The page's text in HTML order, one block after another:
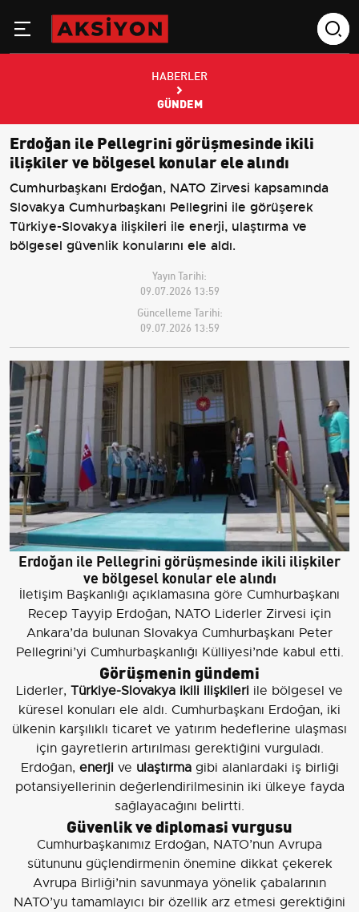
HABERLER
GÜNDEM
Erdoğan ile Pellegrini görüşmesinde ikili
ilişkiler ve bölgesel konular ele alındı
Cumhurbaşkanı Erdoğan, NATO Zirvesi kapsamında
Slovakya Cumhurbaşkanı Pellegrini ile görüşerek
Türkiye-Slovakya ilişkileri ile enerji, ulaştırma ve
bölgesel güvenlik konularını ele aldı.
Yayın Tarihi:
09.07.2026 13:59
Güncelleme Tarihi:
09.07.2026 13:59
Erdoğan ile Pellegrini görüşmesinde ikili ilişkiler
ve bölgesel konular ele alındı
İletişim Başkanlığı açıklamasına göre Cumhurbaşkanı
Recep Tayyip Erdoğan, NATO Liderler Zirvesi için
Ankara’da bulunan Slovakya Cumhurbaşkanı Peter
Pellegrini’yi Cumhurbaşkanlığı Külliyesi’nde kabul etti.
Görüşmenin gündemi
Liderler, Türkiye-Slovakya ikili ilişkileri ile bölgesel ve
küresel konuları ele aldı. Cumhurbaşkanı Erdoğan, iki
ülkenin karşılıklı ticaret ve yatırım hedeflerine ulaşması
için gayretlerin artırılması gerektiğini vurguladı.
Erdoğan, enerjive ulaştırmagibi alanlardaki iş birliği
potansiyellerinin değerlendirilmesinin iki ülkeye fayda
sağlayacağını belirtti.
Güvenlik ve diplomasi vurgusu
Cumhurbaşkanımız Erdoğan, NATO’nun Avrupa
sütununu güçlendirmenin önemine dikkat çekerek
Avrupa Birliği’nin savunmaya yönelik çabalarının
NATO’yu tamamlayıcı bir özellik arz etmesi gerektiğini